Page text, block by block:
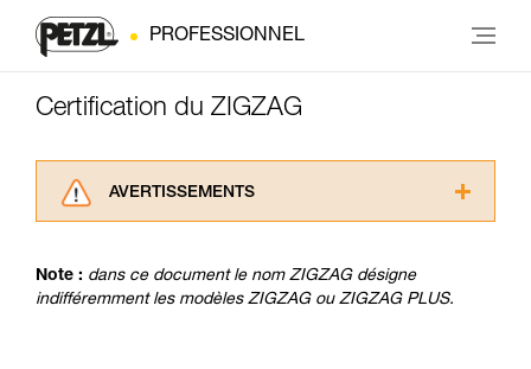
PROFESSIONNEL
Certification du ZIGZAG
AVERTISSEMENTS
consulter. Vous devez avoir compris les
informations de la notice technique pour
Note : dans ce document le nom ZIGZAG désigne
indifféremment les modèles ZIGZAG ou ZIGZAG PLUS.